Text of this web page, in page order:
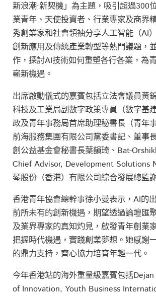
新浪潮·新契機」為主題，吸引超過300
業青年、天使投資者、行業專家及商界
秀創業家和社會領袖分享人工智能（AI
創新應用及傳統產業轉型等熱門議題，
作，探討AI技術如何重塑各行各業，為
嶄新機遇。
出席啟動儀式的嘉賓包括立法會議員黃
科技及工業局副數字政策專員（數字基
政及青年事務局首席助理秘書長（青年
前海服務集團有限公司黨委書記、董事
創公益基金會秘書長葉韻琦、Bat-
Chief Advisor, Development Solutions
琴股份（香港）有限公司綜合發展總監
香港青年協會總幹事徐小曼表示，AI的
前所未有的創新機遇，期望透過論壇匯
及業界專家的真知灼見，啟發青年創業
把握時代機遇，實踐創業夢想。她感謝
的鼎力支持，齊心協力培育年輕一代。
今年香港站的海外重量級嘉賓包括
of Innovation, Youth Business